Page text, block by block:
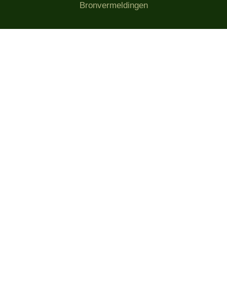
Bronvermeldingen